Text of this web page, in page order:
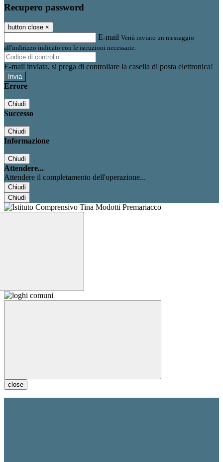
Recupero password
button close ×
E-mail Verrà inviato un messaggio
all'indirizzo indicato con le istruzioni necessarie.
E-mail inviata, si prega di controllare la casella di posta elettronica!
Errore
Chiudi
Successo
Chiudi
Informazione
Chiudi
Attendere...
Attendere il completamento dell'operazione...
Chiudi
Chiudi
close